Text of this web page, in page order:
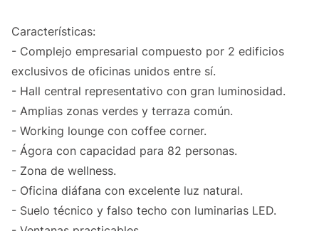
Características:
- Complejo empresarial compuesto por 2 edificios
exclusivos de oficinas unidos entre sí.
- Hall central representativo con gran luminosidad.
- Amplias zonas verdes y terraza común.
- Working lounge con coffee corner.
- Ágora con capacidad para 82 personas.
- Zona de wellness.
- Oficina diáfana con excelente luz natural.
- Suelo técnico y falso techo con luminarias LED.